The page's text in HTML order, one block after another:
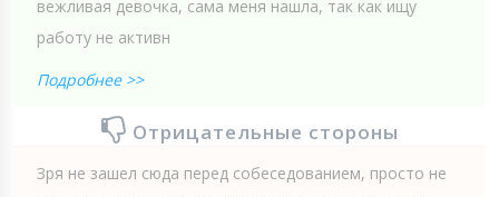
вежливая девочка, сама меня нашла, так как ищу
работу не активн
Подробнее >>
Отрицательные стороны
Зря не зашел сюда перед собеседованием, просто не